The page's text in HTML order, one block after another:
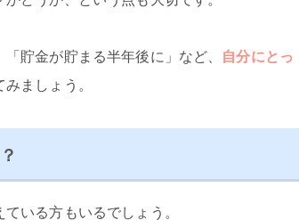
貯金が貯まる半年後に」など、 自分にとっ
ましょう。
ている方もいるでしょう。